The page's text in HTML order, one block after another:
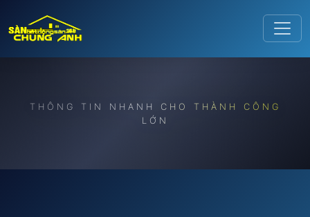
THÔNG TIN NHANH CHO THÀNH CÔNG
LỚN